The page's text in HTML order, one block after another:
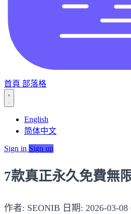
首頁 部落格
English
简体中文
Sign in Sign up
7款真正永久免費無
作者: SEONIB 日期: 2026-03-08